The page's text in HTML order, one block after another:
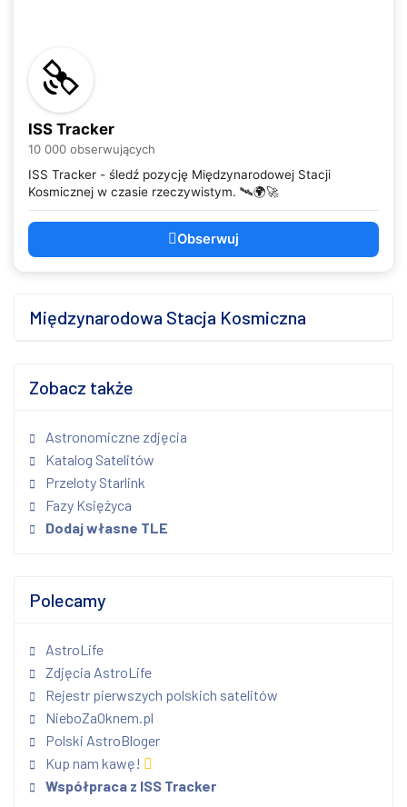
ISS Tracker
10 000 obserwujących
ISS Tracker - śledź pozycję Międzynarodowej Stacji
Kosmicznej w czasie rzeczywistym. 🛰️🌍🚀
Obserwuj
Międzynarodowa Stacja Kosmiczna
Zobacz także
Astronomiczne zdjęcia
Katalog Satelitów
Przeloty Starlink
Fazy Księżyca
Dodaj własne TLE
Polecamy
AstroLife
Zdjęcia AstroLife
Rejestr pierwszych polskich satelitów
NieboZaOknem.pl
Polski AstroBloger
Kup nam kawę!
Współpraca z ISS Tracker